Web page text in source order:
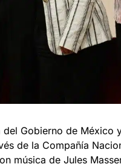
del Gobierno de México
de la Compañía
música de Jules